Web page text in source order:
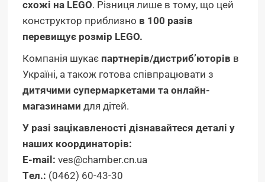
схожі на LEGO. Різниця лише в тому, що цей
конструктор приблизно в 100 разів
перевищує розмір LEGO.
Компанія шукає партнерів/дистриб’юторів в
Україні, а також готова співпрацювати з
дитячими супермаркетами та онлайн-
магазинами для дітей.
У разі зацікавленості дізнавайтеся деталі у
наших координаторів:
E-mail: ves@chamber.cn.ua
Tел.: (0462) 60-43-30